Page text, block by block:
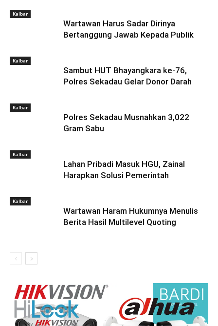
Kalbar
Wartawan Harus Sadar Dirinya
Bertanggung Jawab Kepada Publik
Kalbar
Sambut HUT Bhayangkara ke-76,
Polres Sekadau Gelar Donor Darah
Kalbar
Polres Sekadau Musnahkan 3,022
Gram Sabu
Kalbar
Lahan Pribadi Masuk HGU, Zainal
Harapkan Solusi Pemerintah
Kalbar
Wartawan Haram Hukumnya Menulis
Berita Hasil Multilevel Quoting